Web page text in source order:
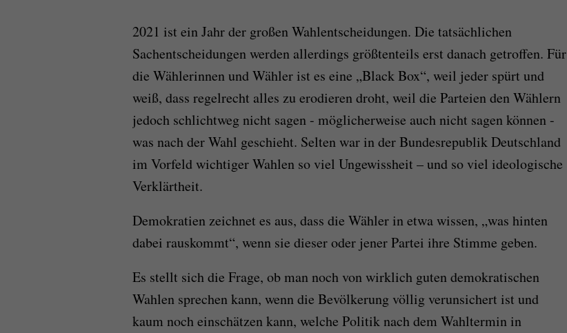
2021 ist ein Jahr der großen Wahlentscheidungen. Die tatsächlichen
Sachentscheidungen werden allerdings größtenteils erst danach getroffen. Für
die Wählerinnen und Wähler ist es eine „Black Box“, weil jeder spürt und
weiß, dass regelrecht alles zu erodieren droht, weil die Parteien den Wählern
jedoch schlichtweg nicht sagen - möglicherweise auch nicht sagen können -
was nach der Wahl geschieht. Selten war in der Bundesrepublik Deutschland
im Vorfeld wichtiger Wahlen so viel Ungewissheit – und so viel ideologische
Verklärtheit.
Demokratien zeichnet es aus, dass die Wähler in etwa wissen, „was hinten
dabei rauskommt“, wenn sie dieser oder jener Partei ihre Stimme geben.
Es stellt sich die Frage, ob man noch von wirklich guten demokratischen
Wahlen sprechen kann, wenn die Bevölkerung völlig verunsichert ist und
kaum noch einschätzen kann, welche Politik nach dem Wahltermin in